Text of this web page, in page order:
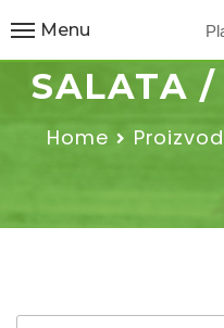
Menu
SALATA /
Home